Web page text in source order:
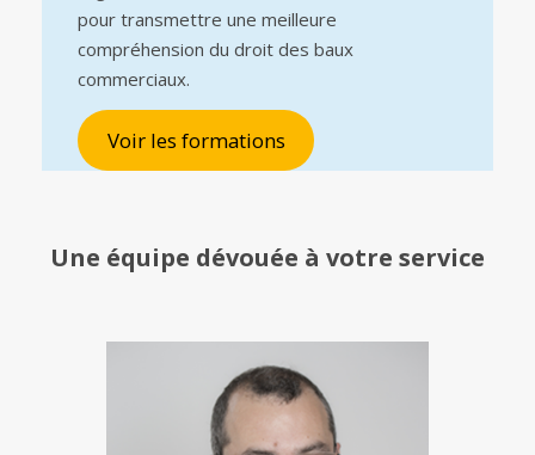
pour transmettre une meilleure
compréhension du droit des baux
commerciaux.
Voir les formations
Une équipe dévouée à votre service